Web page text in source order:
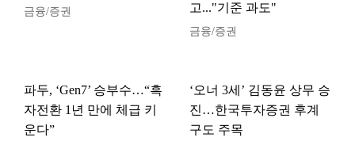
금융/증권
고..."기준 과도"
금융/증권
파두, ‘Gen7’ 승부수…“흑
자전환 1년 만에 체급 키
운다”
‘오너 3세’ 김동윤 상무 승
진…한국투자증권 후계
구도 주목